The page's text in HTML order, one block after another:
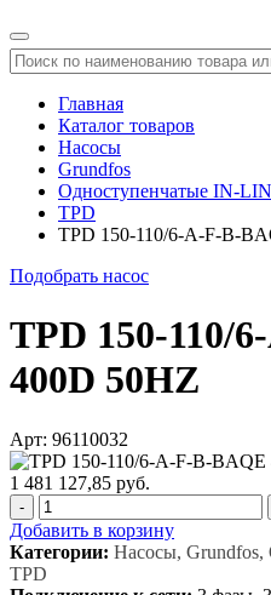
Главная
Каталог товаров
Насосы
Grundfos
Одноступенчатые IN-
TPD
TPD 150-110/6-A-F-B-
Подобрать насос
TPD 150-110/
400D 50HZ
Арт: 96110032
1 481 127,85 руб.
-
Добавить в корзину
Категории: Насосы,
TPD